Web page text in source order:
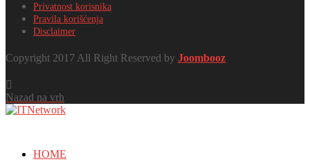
Privatnost korisnika
Pravila korišćenja
Disclaimer
Copyright 2017 All Right Reserved by Joombooz
Nazad na vrh
HOME